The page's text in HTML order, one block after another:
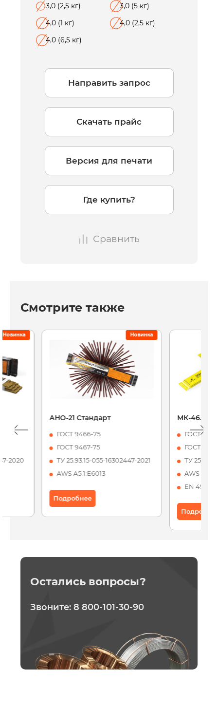
3,0 (2,5 кг)
3,0 (5 кг)
4,0 (1 кг)
4,0 (2,5 кг)
4,0 (6,5 кг)
Направить запрос
Скачать прайс
Версия для печати
Где купить?
Сравнить
Смотрите также
Новинка
2020
Новинка
АНО-21 Стандарт
ГОСТ 9466-75
ГОСТ 9467-75
ТУ 25.93.15-055-16302447-2021
AWS А5.1:Е6013
Подробнее
МК-46.00
ГОСТ
ГОСТ
ТУ
AWS
EN 499: Е
Остались вопросы?
Звоните:8 800-101-30-90